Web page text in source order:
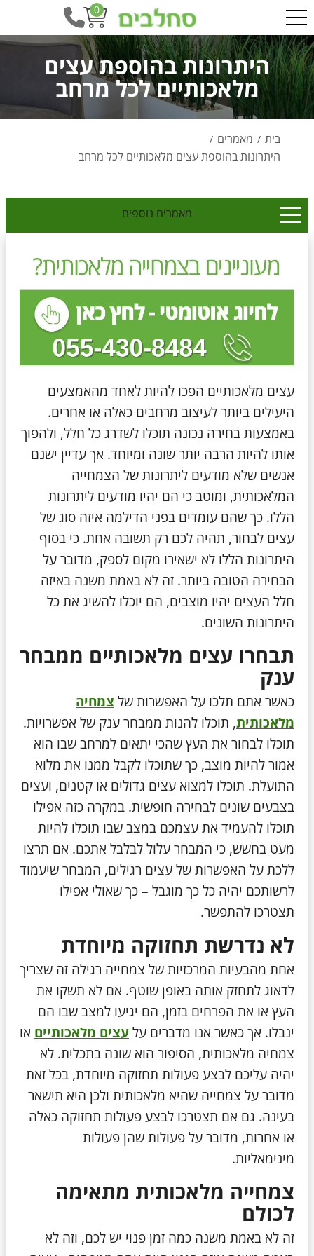
0
היתרונות בהוספת עצים
מלאכותיים לכל מרחב
בית / מאמרים /
היתרונות בהוספת עצים מלאכותיים לכל מרחב
מאמרים נוספים
עצים מלאכותיים הפכו להיות לאחד מהאמצעים
היעילים ביותר לעיצוב מרחבים כאלה או אחרים.
באמצעות בחירה נכונה תוכלו לשדרג כל חלל, ולהפוך
אותו להיות הרבה יותר שונה ומיוחד. אך עדיין ישנם
אנשים שלא מודעים ליתרונות של הצמחייה
המלאכותית, ומוטב כי הם יהיו מודעים ליתרונות
הללו. כך שהם עומדים בפני הדילמה איזה סוג של
עצים לבחור, תהיה לכם רק תשובה אחת. כי בסוף
היתרונות הללו לא ישאירו מקום לספק, מדובר על
הבחירה הטובה ביותר. זה לא באמת משנה באיזה
חלל העצים יהיו מוצבים, הם יוכלו להשיג את כל
היתרונות השונים.
תבחרו עצים מלאכותיים ממבחר
ענק
כאשר אתם תלכו על האפשרות של צמחיה
מלאכותית, תוכלו להנות ממבחר ענק של אפשרויות.
תוכלו לבחור את העץ שהכי יתאים למרחב שבו הוא
אמור להיות מוצב, כך שתוכלו לקבל ממנו את מלוא
התועלת. תוכלו למצוא עצים גדולים או קטנים, ועצים
בצבעים שונים לבחירה חופשית. במקרה כזה אפילו
תוכלו להעמיד את עצמכם במצב שבו תוכלו להיות
מעט בחשש, כי המבחר עלול לבלבל אתכם. אם תרצו
ללכת על האפשרות של עצים רגילים, המבחר שיעמוד
לרשותכם יהיה כל כך מוגבל – כך שאולי אפילו
תצטרכו להתפשר.
לא נדרשת תחזוקה מיוחדת
אחת מהבעיות המרכזיות של צמחייה רגילה זה שצריך
לדאוג לתחזק אותה באופן שוטף. אם לא תשקו את
העץ או את הפרחים בזמן, הם יגיעו למצב שבו הם
ינבלו. אך כאשר אנו מדברים עלעצים מלאכותיים או
צמחיה מלאכותית, הסיפור הוא שונה בתכלית. לא
יהיה עליכם לבצע פעולות תחזוקה מיוחדת, בכל זאת
מדובר על צמחייה שהיא מלאכותית ולכן היא תישאר
בעינה. גם אם תצטרכו לבצע פעולות תחזוקה כאלה
או אחרות, מדובר על פעולות שהן פעולות
מינימאליות.
צמחייה מלאכותית מתאימה
לכולם
זה לא באמת משנה כמה זמן פנוי יש לכם, וזה לא